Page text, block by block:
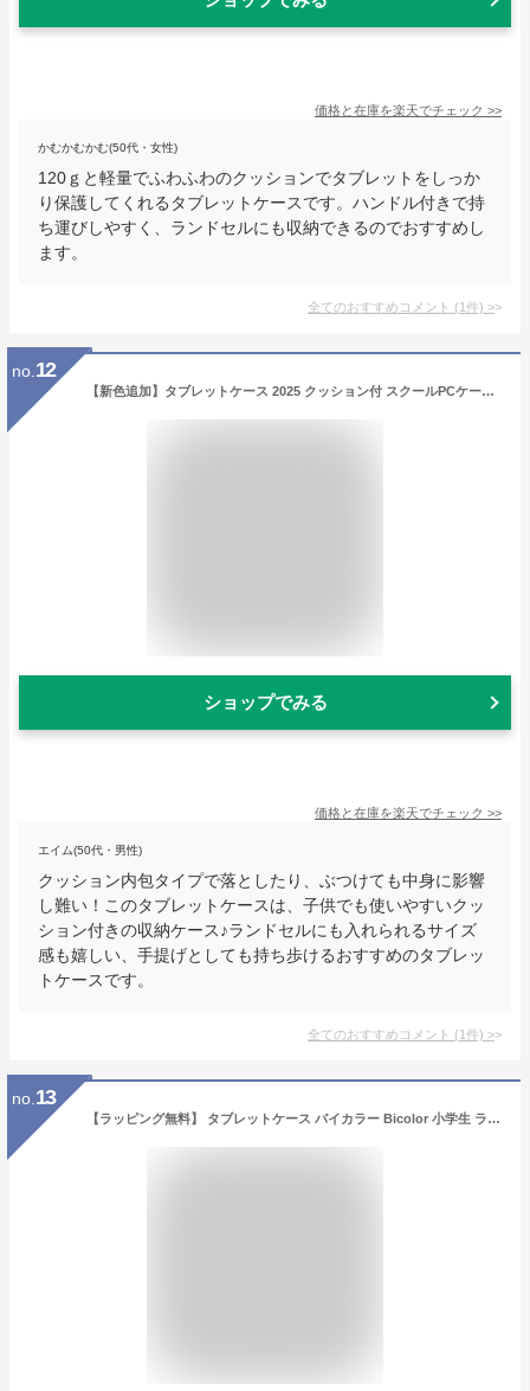
価格と在庫を楽天でチェック >>
かむかむかむ(50代・女性)
120ｇと軽量でふわふわのクッションでタブレットをしっか
り保護してくれるタブレットケースです。ハンドル付きで持
ち運びしやすく、ランドセルにも収納できるのでおすすめし
ます。
全てのおすすめコメント (1件) >
no. 12
【新色追加】タブレットケース 2025 クッション付 スクールPCケース 小学生 ランドセル 11.6 まで対応 タブレット ケース 子供 ノートパソコン ケース 手提げ シンプル パソコン iPad PC 小学校 キッズ 11.6インチ スクールグッズ emoka
ショップでみる
価格と在庫を楽天でチェック >>
エイム(50代・男性)
クッション内包タイプで落としたり、ぶつけても中身に影響
し難い！このタブレットケースは、子供でも使いやすいクッ
ション付きの収納ケース♪ランドセルにも入れられるサイズ
感も嬉しい、手提げとしても持ち歩けるおすすめのタブレッ
トケースです。
全てのおすすめコメント (1件) >
no. 13
【ラッピング無料】 タブレットケース バイカラー Bicolor 小学生 ランドセル 斜めがけ 入園グッズ 男の子 女の子 ユアーズアーミーワールド